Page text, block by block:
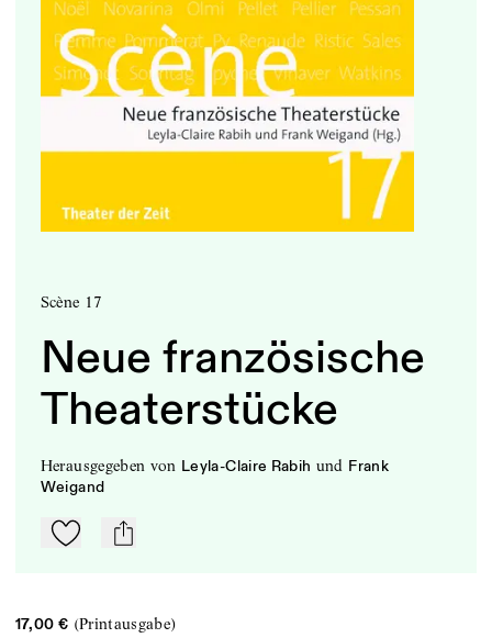
Scène 17
Neue französische
Theaterstücke
herausgegeben von Leyla-Claire Rabih und Frank
Weigand
Zu Mein-TdZ hinzufügen
mail
17,00 € (Printausgabe)